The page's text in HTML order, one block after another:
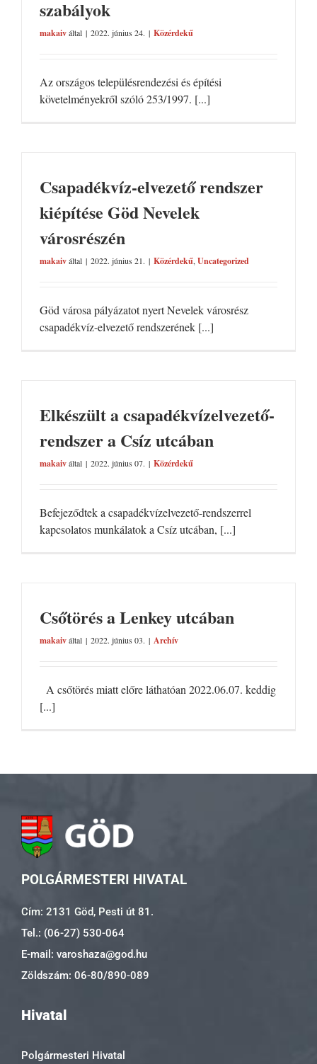
szabályok
makaiváltal | 2022. június 24. | Közérdekű
Az országos településrendezési és építési
követelményekről szóló 253/1997. [...]
Csapadékvíz-elvezető rendszer
kiépítése Göd Nevelek
városrészén
makaiváltal | 2022. június 21. | Közérdekű, Uncategorized
Göd városa pályázatot nyert Nevelek városrész
csapadékvíz-elvezető rendszerének [...]
Elkészült a csapadékvízelvezető-
rendszer a Csíz utcában
makaiváltal | 2022. június 07. | Közérdekű
Befejeződtek a csapadékvízelvezető-rendszerrel
kapcsolatos munkálatok a Csíz utcában, [...]
Csőtörés a Lenkey utcában
makaiváltal | 2022. június 03. | Archív
A csőtörés miatt előre láthatóan 2022.06.07. keddig
[...]
POLGÁRMESTERI HIVATAL
Cím: 2131 Göd, Pesti út 81.
Tel.: (06-27) 530-064
E-mail: varoshaza@god.hu
Zöldszám: 06-80/890-089
Hivatal
Polgármesteri Hivatal